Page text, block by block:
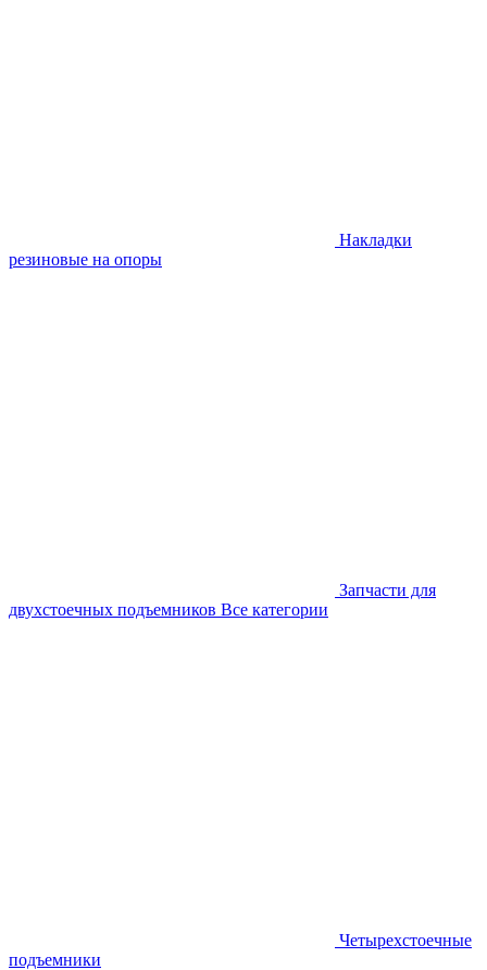
Накладки
резиновые на опоры
Запчасти для
двухстоечных подъемников Все категории
Четырехстоечные
подъемники